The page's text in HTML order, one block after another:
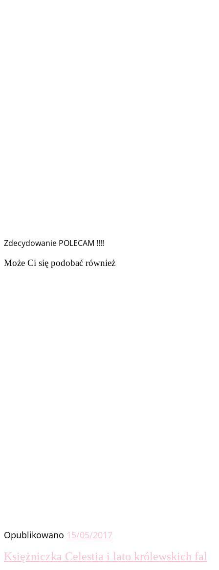
Zdecydowanie POLECAM !!!!
Może Ci się podobać również
Opublikowano 15/05/2017
Księżniczka Celestia i lato królewskich fal